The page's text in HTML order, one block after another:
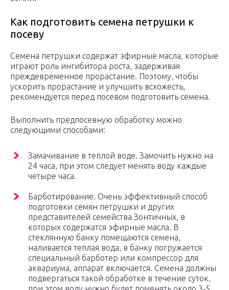
Как подготовить семена петрушки к
посеву
Семена петрушки содержат эфирные масла, которые
играют роль ингибитора роста, задерживая
преждевременное прорастание. Поэтому, чтобы
ускорить прорастание и улучшить всхожесть,
рекомендуется перед посевом подготовить семена.
Выполнить предпосевную обработку можно
следующими способами:
Замачивание в теплой воде. Замочить нужно на
24 часа, при этом следует менять воду каждые
четыре часа.
Барботирование. Очень эффективный способ
подготовки семян петрушки и других
представителей семейства Зонтичных, в
которых содержатся эфирные масла. В
стеклянную банку помещаются семена,
наливается теплая вода, в банку погружается
специальный барботер или компрессор для
аквариума, аппарат включается. Семена должны
подвергаться такой обработке в течение суток,